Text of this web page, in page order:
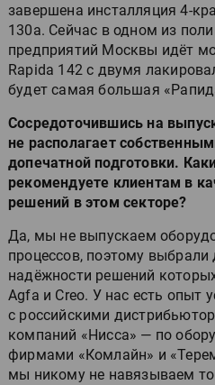
завершена инсталляция 4-
130а. Сейчас в одном из
предприятий Москвы идёт
Rapida 142 с двумя
будет самая большая
Сосредоточившись на
не располагает
допечатной подготовки.
рекомендуете клиентам в
решений в этом секторе?
Да, мы не выпускаем
процессов, поэтому выбрали
надёжности решений
Agfa и Creo. У нас есть опыт
с российскими
компаний «Нисса» — по
фирмами «Комлайн» и
мы никому не навязываем